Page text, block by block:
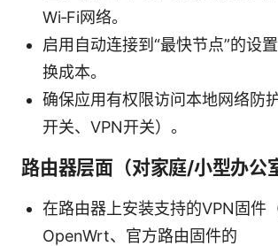
Wi‑Fi网络。
启用自动连接到“最快节点”的设
换成本。
确保应用有权限访问本地网络防
开关、VPN开关）。
路由器层面（对家庭/小型办公
在路由器上安装支持的VPN固件
OpenWrt、官方路由固件的